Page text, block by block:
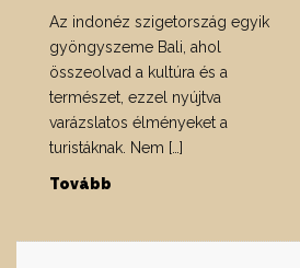
Az indonéz szigetország egyik
gyöngyszeme Bali, ahol
összeolvad a kultúra és a
természet, ezzel nyújtva
varázslatos élményeket a
turistáknak. Nem […]
Tovább